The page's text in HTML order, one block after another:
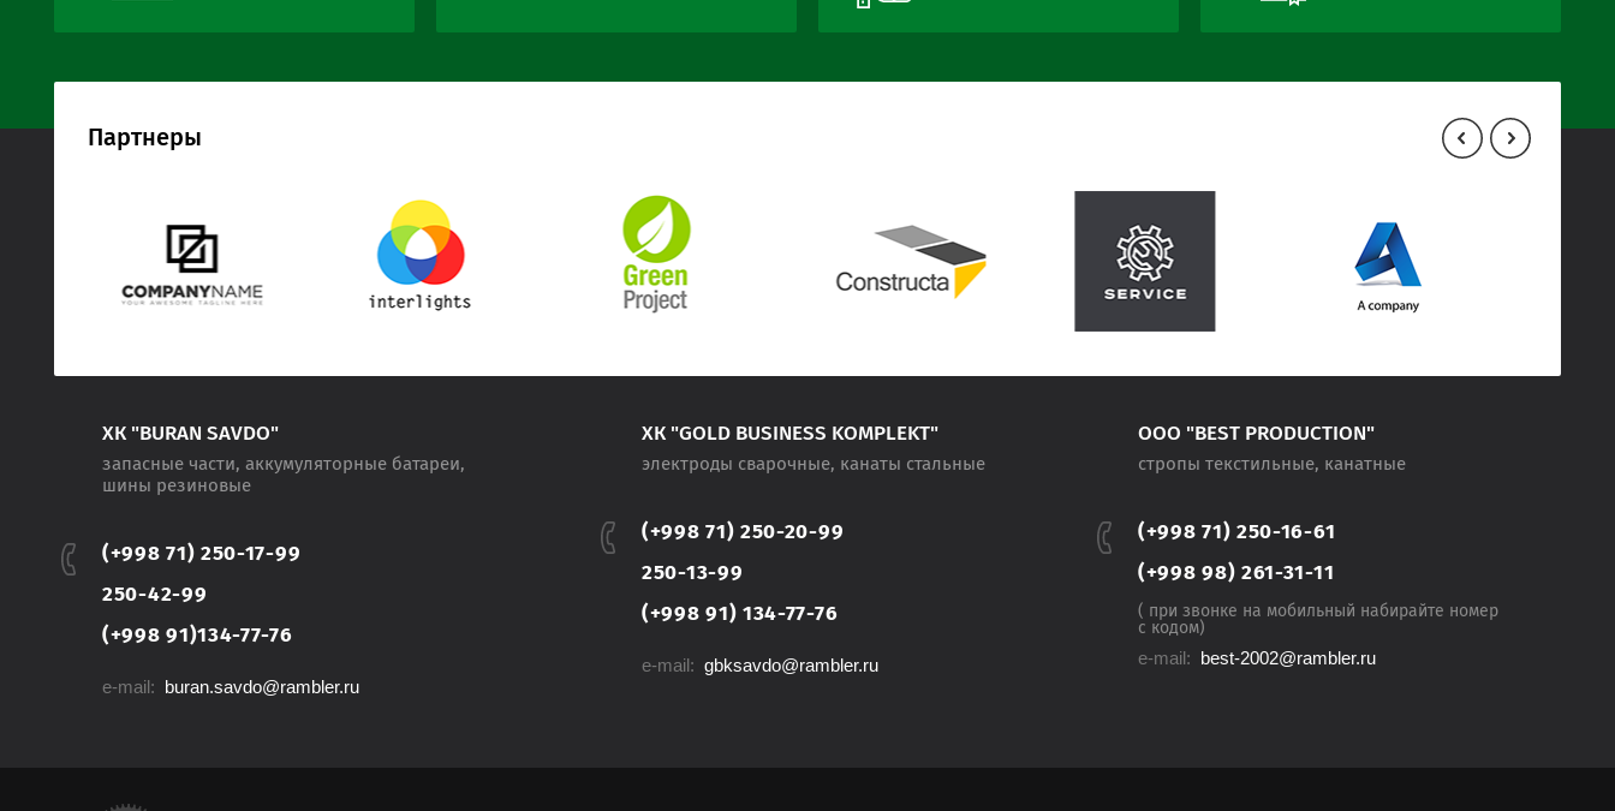
Партнеры
ХК "BURAN SAVDO"
запасные части, аккумуляторные батареи,
шины резиновые
(+998 71) 250-17-99
250-42-99
(+998 91)134-77-76
e-mail: buran.savdo@rambler.ru
ХК "GOLD BUSINESS KOMPLEKT"
электроды сварочные, канаты стальные
(+998 71) 250-20-99
250-13-99
(+998 91) 134-77-76
e-mail: gbksavdo@rambler.ru
ООО "BEST PRODUCTION"
стропы текстильные, канатные
(+998 71) 250-16-61
(+998 98) 261-31-11
( при звонке на мобильный набирайте номер
с кодом)
e-mail: best-2002@rambler.ru